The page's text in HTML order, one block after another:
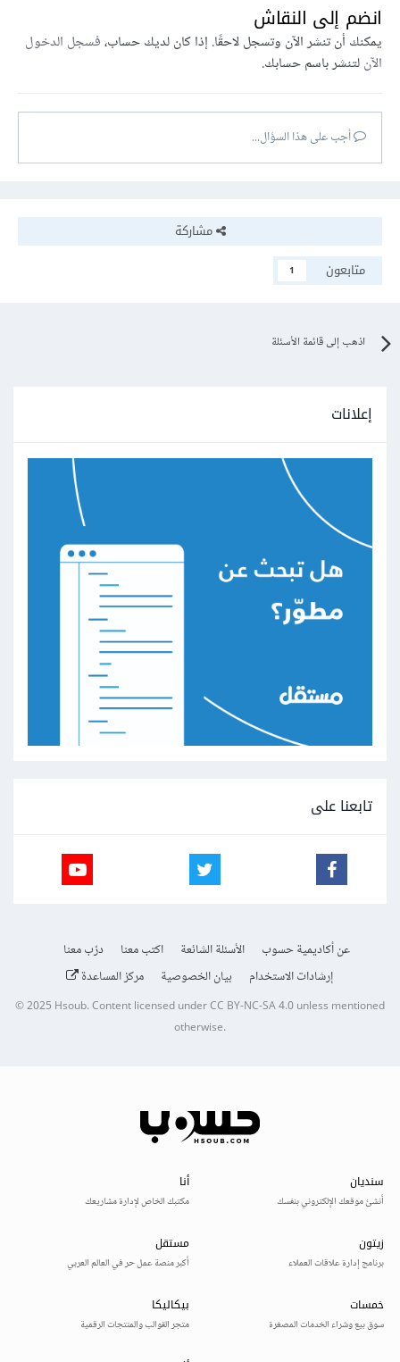
انضم إلى النقاش
يمكنك أن تنشر الآن وتسجل لاحقًا. إذا كان لديك حساب،فسجل الدخول
الآنلتنشر باسم حسابك.
أجب على هذا السؤال...
مشاركة
متابعون
1
اذهب إلى قائمة الأسئلة
إعلانات
تابعنا على
عن أكاديمية حسوب الأسئلة الشائعة اكتب معنا
درّب معنا
إرشادات الاستخدام
بيان الخصوصية مركز المساعدة
© 2025Hsoub.Content licensed underCC BY-NC-SA 4.0unless mentioned
otherwise.